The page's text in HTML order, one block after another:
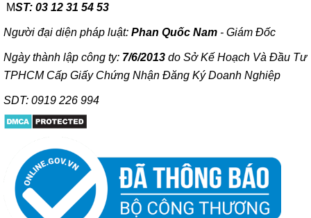
MST: 03 12 31 54 53
Người đại diện pháp luật: Phan Quốc Nam - Giám Đốc
Ngày thành lập công ty: 7/6/2013 do Sở Kế Hoạch Và Đầu Tư
TPHCM Cấp Giấy Chứng Nhận Đăng Ký Doanh Nghiệp
SDT: 0919 226 994